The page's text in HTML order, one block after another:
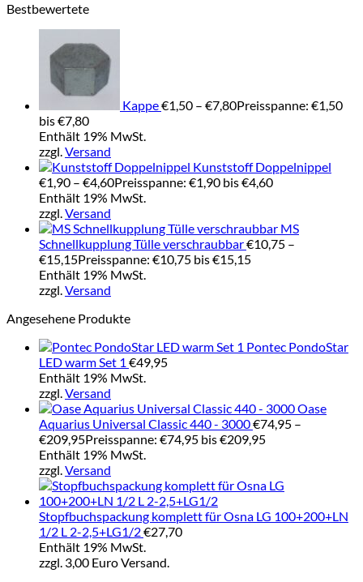
Bestbewertete
Kappe€1,50 – €7,80Preisspanne: €1,50
bis €7,80
Enthält 19% MwSt.
zzgl.Versand
Kunststoff Doppelnippel
€1,90 – €4,60Preisspanne: €1,90 bis €4,60
Enthält 19% MwSt.
zzgl.Versand
MS
Schnellkupplung Tülle verschraubbar€10,75 –
€15,15Preisspanne: €10,75 bis €15,15
Enthält 19% MwSt.
zzgl.Versand
Angesehene Produkte
Pontec PondoStar
LED warm Set 1 €49,95
Enthält 19% MwSt.
zzgl.Versand
Oase
Aquarius Universal Classic 440 - 3000€74,95 –
€209,95Preisspanne: €74,95 bis €209,95
Enthält 19% MwSt.
zzgl.Versand
Stopfbuchspackung komplett für Osna LG 100+200+LN
1/2 L 2-2,5+LG1/2€27,70
Enthält 19% MwSt.
zzgl. 3,00 Euro Versand.